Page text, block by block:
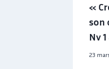
«
son
Nv 1
23